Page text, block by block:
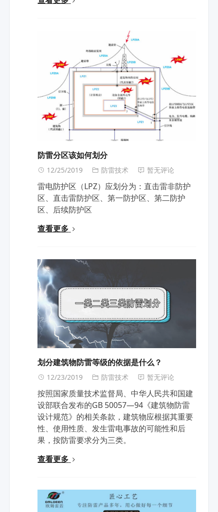
防雷分区该如何划分
12/25/2019 防雷技术 暂无评论
雷电防护区（LPZ）应划分为：直击雷非防护
区、直击雷防护区、第一防护区、第二防护
区、后续防护区
查看更多
划分建筑物防雷等级的依据是什么？
12/23/2019 防雷技术 暂无评论
按照国家质量技术监督局、中华人民共和国建
设部联合发布的GB 50057—94《建筑物防雷
设计规范》的相关条款，建筑物应根据其重要
性、使用性质、发生雷电事故的可能性和后
果，按防雷要求分为三类。
查看更多